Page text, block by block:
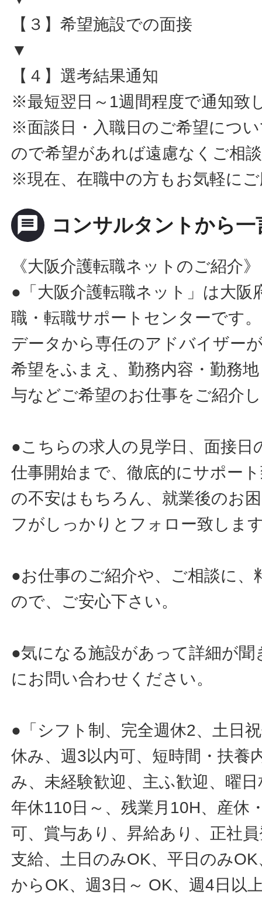
【３】希望施設での面接
▼
【４】選考結果通知
※最短翌日～1週間程度で通知致
※面談日・入職日のご希望につ
ので希望があれば遠慮なくご相
※現在、在職中の方もお気軽に
message コンサルタントから一
《大阪介護転職ネットのご紹介》
●「大阪介護転職ネット」は大阪
職・転職サポートセンターです
データから専任のアドバイザー
希望をふまえ、勤務内容・勤務
与などご希望のお仕事をご紹介
●こちらの求人の見学日、面接日
仕事開始まで、徹底的にサポー
の不安はもちろん、就業後のお
フがしっかりとフォロー致しま
●お仕事のご紹介や、ご相談に
ので、ご安心下さい。
●気になる施設があって詳細が
にお問い合わせください。
●「シフト制、完全週休2、土日
休み、週3以内可、短時間・扶養
み、未経験歓迎、主ふ歓迎、曜
年休110日～、残業月10H、産休
可、賞与あり、昇給あり、正社
支給、土日のみOK、平日のみ
からOK、週3日～ OK、週4日以